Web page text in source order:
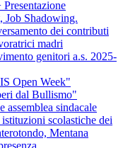
Job Shadowing.
dei contributi
madri
genitori a.s. 2025-
Open Week"
dal Bullismo"
sindacale
scolastiche dei
Mentana